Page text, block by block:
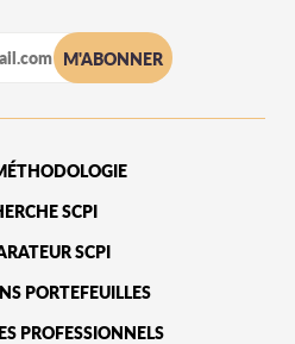
SCPI
SCPI
PORTEFEUILLES
PROFESSIONNELS